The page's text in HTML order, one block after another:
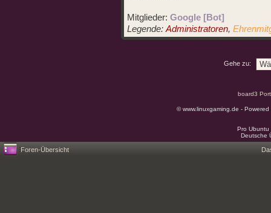
Mitglieder: Google [Bot]
Legende: Administratoren,
Gehe zu:
board3
© www.linuxgaming.de -
Pro
Deutsche
Foren-Übersicht